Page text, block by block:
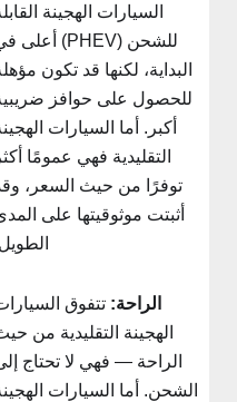
السيارات الهجينة القابلة
للشحن (PHEV) أعلى في
البداية، لكنها قد تكون مؤهلة
للحصول على حوافز ضريبية
أكبر. أما السيارات الهجينة
التقليدية فهي عمومًا أكثر
توفرًا من حيث السعر، وقد
أثبتت موثوقيتها على المدى
الطويل.
الراحة: تتفوق السيارات
الهجينة التقليدية من حيث
الراحة — فهي لا تحتاج إلى
الشحن. أما السيارات الهجينة